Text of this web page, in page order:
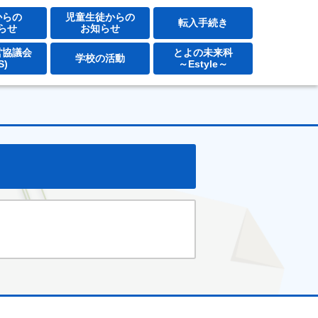
とよの東学園ホームページ
らの
せ
児童生徒からの
お知らせ
転入手続き
議会
学校の活動
とよの未来科
～Estyle～